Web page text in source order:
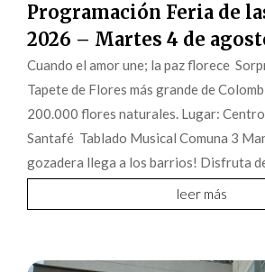
Programación Feria de
2026 – Martes 4 de
Cuando el amor une; la paz florece
Tapete de Flores más grande de
200.000 flores naturales. Lugar:
Santafé Tablado Musical Comuna 3
gozadera llega a los barrios! Disfruta
leer más